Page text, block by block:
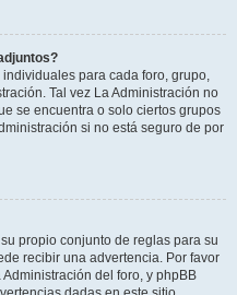
para cada foro, grupo,
Tal vez La Administración no
se encuentra o solo ciertos grupos
si no está seguro de por
propio conjunto de reglas para su
recibir una advertencia. Por favor
del foro, y phpBB